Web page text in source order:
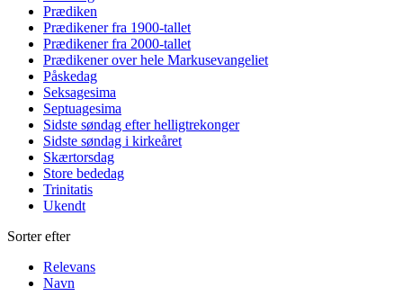
Prædiken
Prædikener fra 1900-tallet
Prædikener fra 2000-tallet
Prædikener over hele Markusevangeliet
Påskedag
Seksagesima
Septuagesima
Sidste søndag efter helligtrekonger
Sidste søndag i kirkeåret
Skærtorsdag
Store bededag
Trinitatis
Ukendt
Sorter efter
Relevans
Navn